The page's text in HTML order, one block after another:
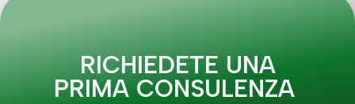
RICHIEDETE UNA
PRIMA CONSULENZA